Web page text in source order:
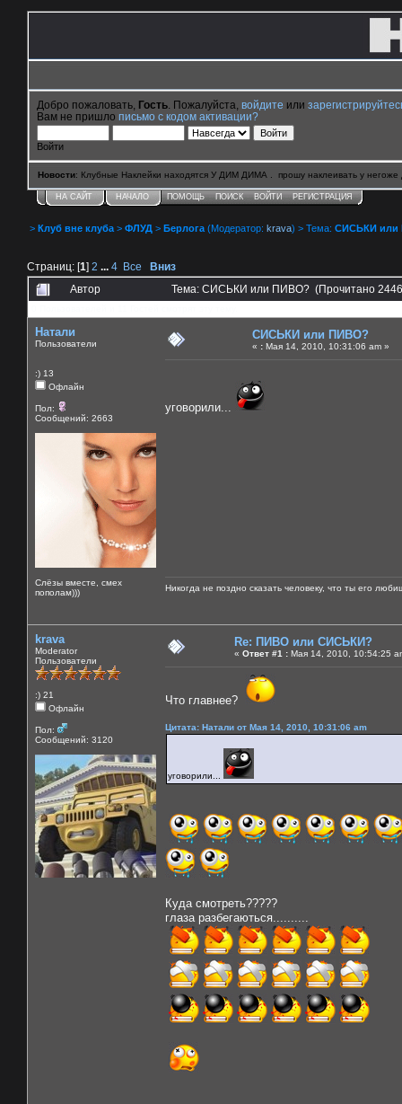
Добро пожаловать, Гость . Пожалуйста, войдите или
Вам не пришло письмо с кодом активации?
Войти
Новости: Клубные Наклейки находятся У ДИМ ДИМА . прошу наклеивать у негоже
НА САЙТ НАЧАЛО ПОМОЩЬ ПОИСК ВОЙТИ РЕГИСТРАЦИЯ
> Клуб вне клуба > ФЛУД > Берлога (Модератор: krava) > Тема: СИСЬКИ или
Страниц: [1] 2 ... 4 Все
Вниз
Автор
Тема: СИСЬКИ или ПИВО? (Прочитано
Натали
Пользователи
:) 13
Офлайн
Пол:
Сообщений: 2663
Слёзы вместе, смех
пополам)))
СИСЬКИ или ПИВО?
« : Мая 14, 2010, 10:31:06 am »
уговорили...
Никогда не поздно сказать человеку, что ты его
krava
Moderator
Пользователи
:) 21
Офлайн
Пол:
Сообщений: 3120
Re: ПИВО или СИСЬКИ?
« Ответ #1 : Мая 14, 2010, 10:54:25
Что главнее?
Цитата: Натали от Мая 14, 2010, 10:31:06 am
уговорили...
Куда смотреть?????
глаза разбегаються..........